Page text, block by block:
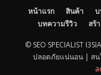
หน้าแรก สินค้า
บทความรีวิว
สร้
© SEO SPECIALIST
ปลอดภัยแน่นอน | ส